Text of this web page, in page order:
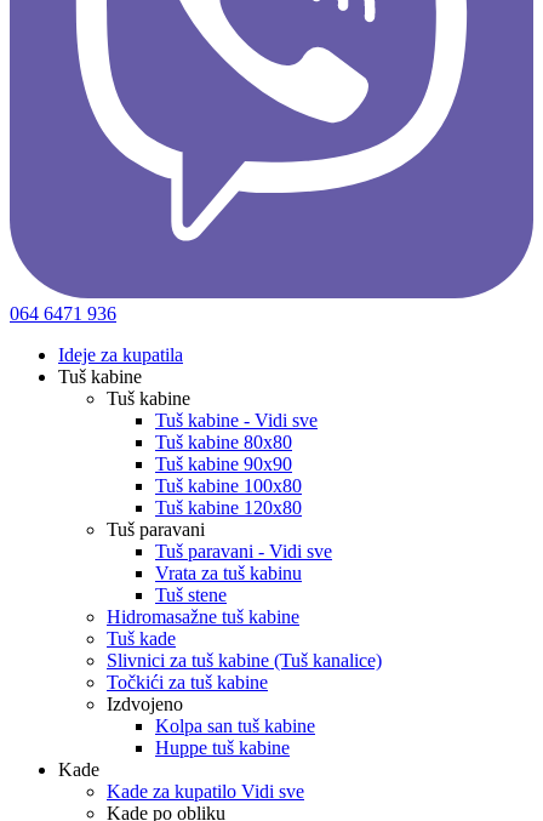
064 6471 936
Ideje za kupatila
Tuš kabine
Tuš kabine
Tuš kabine - Vidi sve
Tuš kabine 80x80
Tuš kabine 90x90
Tuš kabine 100x80
Tuš kabine 120x80
Tuš paravani
Tuš paravani - Vidi sve
Vrata za tuš kabinu
Tuš stene
Hidromasažne tuš kabine
Tuš kade
Slivnici za tuš kabine (Tuš kanalice)
Točkići za tuš kabine
Izdvojeno
Kolpa san tuš kabine
Huppe tuš kabine
Kade
Kade za kupatilo Vidi sve
Kade po obliku